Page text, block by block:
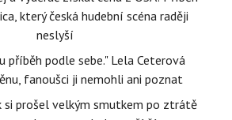
který česká hudební scéna raději
neslyší
příběh podle sebe." Lela Ceterová
fanoušci ji nemohli ani poznat
si prošel velkým smutkem po ztrátě